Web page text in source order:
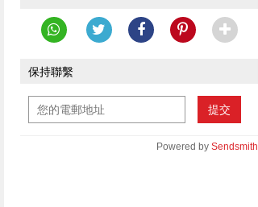
保持聯繫
提交
Powered by Sendsmith